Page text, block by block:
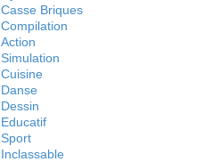
Casse Briques
Compilation
Action
Simulation
Cuisine
Danse
Dessin
Educatif
Sport
Inclassable